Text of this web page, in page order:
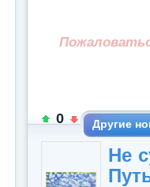
0 Другие
Не